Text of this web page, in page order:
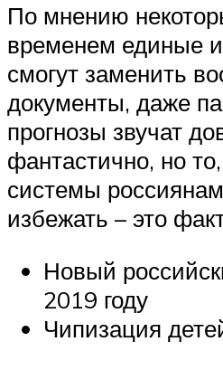
По мнению
временем единые
смогут заменить
документы, даже
прогнозы звучат
фантастично, но
системы
избежать – это
Новый
2019 году
Чипизация